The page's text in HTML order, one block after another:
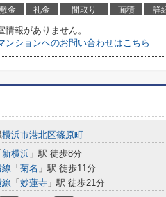
敷金 礼金 間取り 面積 詳
情報がありません。
ンションへのお問い合わせはこちら
横浜市港北区篠原町
新横浜 」駅 徒歩8分
「 菊名 」駅 徒歩11分
「 妙蓮寺 」駅 徒歩21分